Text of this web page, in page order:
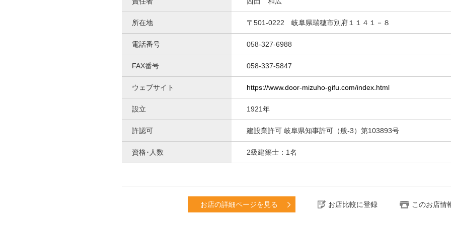
所在地 〒501-0222 岐阜県瑞穂市別府１１４１－８
電話番号 058-327-6988
FAX番号 058-337-5847
ウェブサイト https://www.door-mizuho-gifu.com/index.html
設立 1921年
許認可 建設業許可 岐阜県知事許可（般-3）第103893号
資格･人数 2級建築士：1名
お店の詳細ページを見る お店比較に登録 このお店情